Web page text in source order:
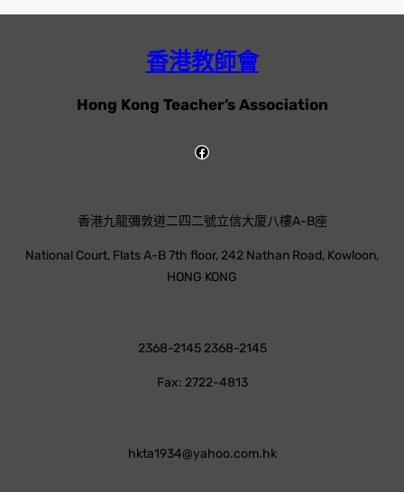
香港教師會
Hong Kong Teacher’s Association
香港九龍彌敦道二四二號立信大廈八樓A-B座
National Court, Flats A-B 7th floor, 242 Nathan Road, Kowloon,
HONG KONG
2368-2145 2368-2145
Fax: 2722-4813
hkta1934@yahoo.com.hk